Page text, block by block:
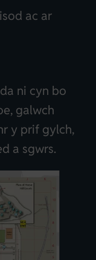
ac ar
ni cyn bo
galwch
y prif gylch,
a sgwrs.